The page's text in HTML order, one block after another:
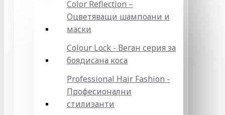
Color Reflection –
Оцветяващи шампоани и
маски
Colour Lock - Веган серия за
боядисана коса
Professional Hair Fashion -
Професионални
стилизанти